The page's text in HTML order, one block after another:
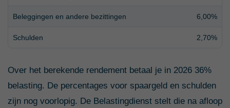
Beleggingen en andere bezittingen 6,00%
Schulden 2,70%
Over het berekende rendement betaal je in 2026 36%
belasting. De percentages voor spaargeld en schulden
zijn nog voorlopig. De Belastingdienst stelt die na afloop